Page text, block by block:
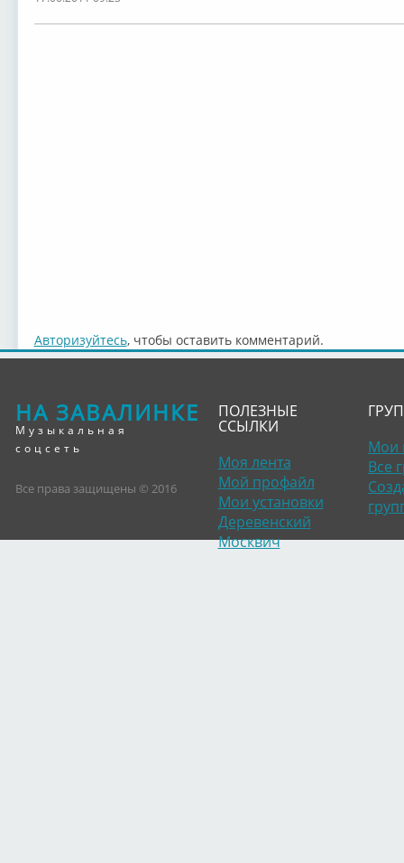
Авторизуйтесь, чтобы оставить комментарий.
НА ЗАВАЛИНКЕ
Музыкальная
соцсеть
Все права защищены © 2016
ПОЛЕЗНЫЕ
ССЫЛКИ
Моя лента
Мой профайл
Мои установки
Деревенский
Москвич
Мои
Все